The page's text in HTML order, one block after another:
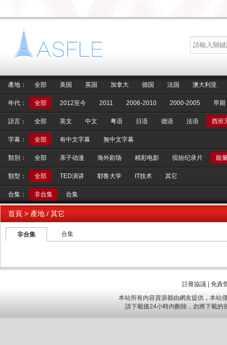
產地： 全部 美国 英国 加拿大 德国 法国 澳大利亚
年代： 全部 2012至今 2011 2006-2010 2000-2005 早期
語言： 全部 英文 中文 粤语 日语 德语 法语 西班
字幕： 全部 有中文字幕 無中文字幕
類別： 全部 亲子动漫 海外剧场 精彩电影 缤纷纪录片 能
類型： 全部 TED演讲 耶鲁大学 IT技术 其它
合集： 非合集 合集
首頁 > 產地 / 其它
非合集 合集
註冊協議
免責
本站所有內容資源都由網友提供，本站
請下載後24小時內刪除，勿將下載的